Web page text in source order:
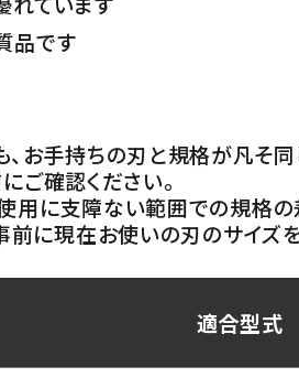
品です
お手持ちの刃と規格が凡そ
ご確認ください。
用に支障ない範囲での規格
前に現在お使いの刃のサイズ
適合型式